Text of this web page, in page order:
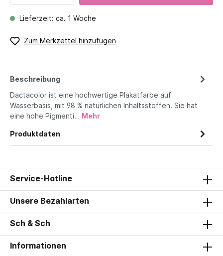
Lieferzeit: ca. 1 Woche
Zum Merkzettel hinzufügen
Beschreibung
Dactacolor ist eine hochwertige Plakatfarbe auf
Wasserbasis, mit 98 % natürlichen Inhaltsstoffen. Sie hat
eine hohe Pigmenti… Mehr
Produktdaten
Service-Hotline
Unsere Bezahlarten
Sch & Sch
Informationen